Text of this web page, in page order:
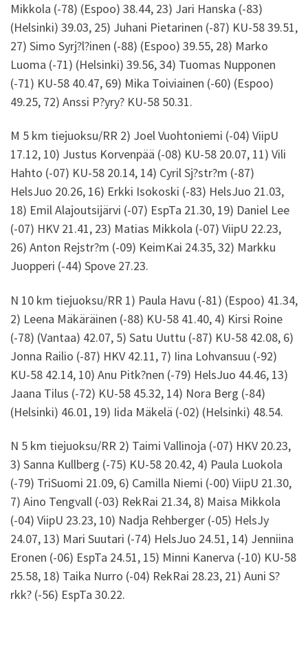
Mikkola (-78) (Espoo) 38.44, 23) Jari Hanska (-83)
(Helsinki) 39.03, 25) Juhani Pietarinen (-87) KU-58 39.51,
27) Simo Syrj?l?inen (-88) (Espoo) 39.55, 28) Marko
Luoma (-71) (Helsinki) 39.56, 34) Tuomas Nupponen
(-71) KU-58 40.47, 69) Mika Toiviainen (-60) (Espoo)
49.25, 72) Anssi P?yry? KU-58 50.31.
M 5 km tiejuoksu/RR 2) Joel Vuohtoniemi (-04) ViipU
17.12, 10) Justus Korvenpää (-08) KU-58 20.07, 11) Vili
Hahto (-07) KU-58 20.14, 14) Cyril Sj?str?m (-87)
HelsJuo 20.26, 16) Erkki Isokoski (-83) HelsJuo 21.03,
18) Emil Alajoutsijärvi (-07) EspTa 21.30, 19) Daniel Lee
(-07) HKV 21.41, 23) Matias Mikkola (-07) ViipU 22.23,
26) Anton Rejstr?m (-09) KeimKai 24.35, 32) Markku
Juopperi (-44) Spove 27.23.
N 10 km tiejuoksu/RR 1) Paula Havu (-81) (Espoo) 41.34,
2) Leena Mäkäräinen (-88) KU-58 41.40, 4) Kirsi Roine
(-78) (Vantaa) 42.07, 5) Satu Uuttu (-87) KU-58 42.08, 6)
Jonna Railio (-87) HKV 42.11, 7) Iina Lohvansuu (-92)
KU-58 42.14, 10) Anu Pitk?nen (-79) HelsJuo 44.46, 13)
Jaana Tilus (-72) KU-58 45.32, 14) Nora Berg (-84)
(Helsinki) 46.01, 19) Iida Mäkelä (-02) (Helsinki) 48.54.
N 5 km tiejuoksu/RR 2) Taimi Vallinoja (-07) HKV 20.23,
3) Sanna Kullberg (-75) KU-58 20.42, 4) Paula Luokola
(-79) TriSuomi 21.09, 6) Camilla Niemi (-00) ViipU 21.30,
7) Aino Tengvall (-03) RekRai 21.34, 8) Maisa Mikkola
(-04) ViipU 23.23, 10) Nadja Rehberger (-05) HelsJy
24.07, 13) Mari Suutari (-74) HelsJuo 24.51, 14) Jenniina
Eronen (-06) EspTa 24.51, 15) Minni Kanerva (-10) KU-58
25.58, 18) Taika Nurro (-04) RekRai 28.23, 21) Auni S?
rkk? (-56) EspTa 30.22.